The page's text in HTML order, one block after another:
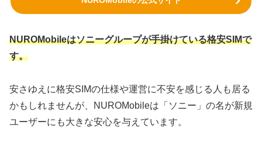
NUROMobileはソニーグループが手掛けている格安SIMで
す。
安さゆえに格安SIMの仕様や運営に不安を感じる人も居る
かもしれませんが、NUROMobileは「ソニー」の名が新規
ユーザーにも大きな安心を与えています。